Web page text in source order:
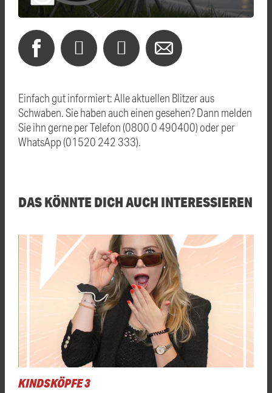
Einfach gut informiert: Alle aktuellen Blitzer aus
Schwaben. Sie haben auch einen gesehen? Dann melden
Sie ihn gerne per Telefon (0800 0 490400) oder per
WhatsApp (01520 242 333).
DAS KÖNNTE DICH AUCH INTERESSIEREN
KINDSKÖPFE 3